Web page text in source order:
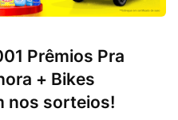
Prêmios Pra
+ Bikes
nos sorteios!